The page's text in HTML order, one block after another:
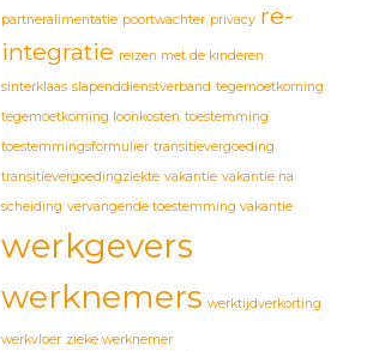
partneralimentatie poortwachter privacy re-
integratie reizen met de kinderen
sinterklaas slapenddienstverband tegemoetkoming
tegemoetkoming loonkosten toestemming
toestemmingsformulier transitievergoeding
transitievergoedingziekte vakantie vakantie na
scheiding vervangende toestemming vakantie
werkgevers
werknemers werktijdverkorting
werkvloer zieke werknemer